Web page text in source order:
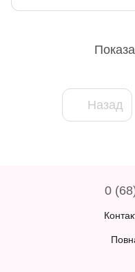
Назад
0